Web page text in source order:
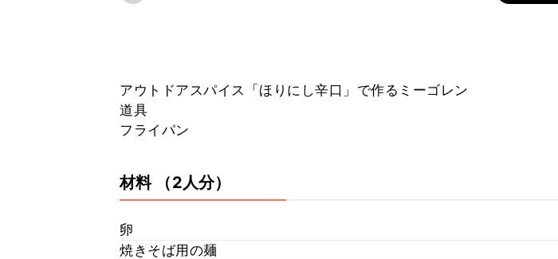
アウトドアスパイス「ほりにし辛口」で作るミーゴレン
道具
フライパン
材料 （2人分）
卵
焼きそば用の麺